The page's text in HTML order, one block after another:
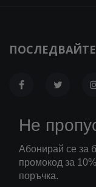
Не
Абонирай се за
промокод за
поръчка.